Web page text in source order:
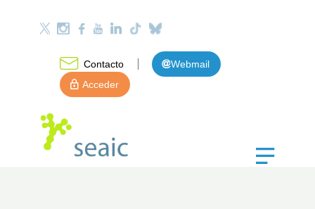
Contacto
Webmail
Acceder